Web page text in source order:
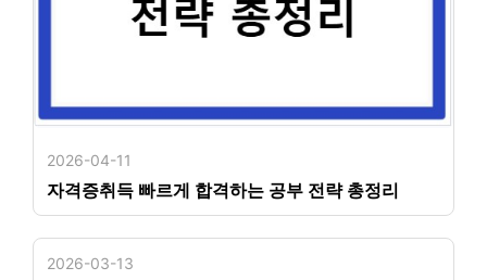
2026-04-11
자격증취득 빠르게 합격하는 공부 전략 총정리
2026-03-13